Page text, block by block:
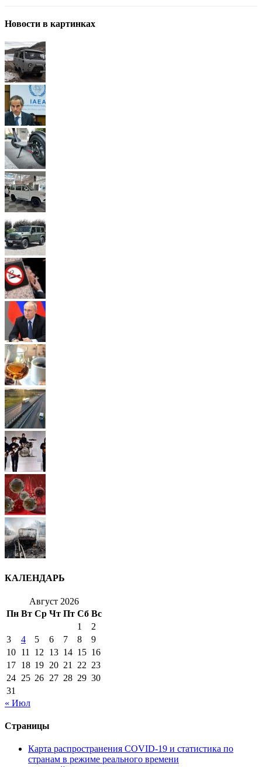
Новости в картинках
КАЛЕНДАРЬ
Август 2026
Пн Вт Ср Чт Пт Сб Вс
1
2
3
4 5 6 7 8
9
10 11 12 13 14 15 16
17 18 19 20 21 22 23
24 25 26 27 28 29 30
31
« Июл
Страницы
Карта распространения COVID-19 и статистика по
странам в режиме реального времени